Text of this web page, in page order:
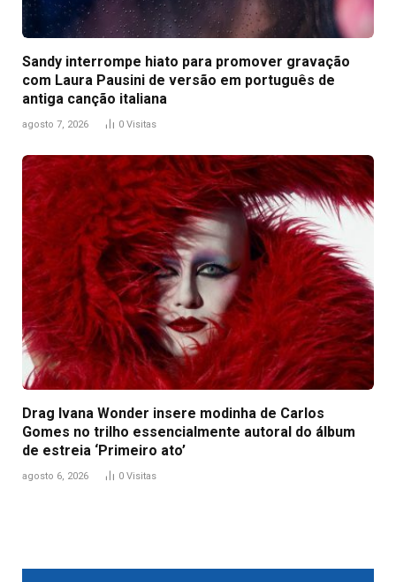
Sandy interrompe hiato para promover gravação
com Laura Pausini de versão em português de
antiga canção italiana
agosto 7, 2026 0 Visitas
Drag Ivana Wonder insere modinha de Carlos
Gomes no trilho essencialmente autoral do álbum
de estreia ‘Primeiro ato’
agosto 6, 2026 0 Visitas